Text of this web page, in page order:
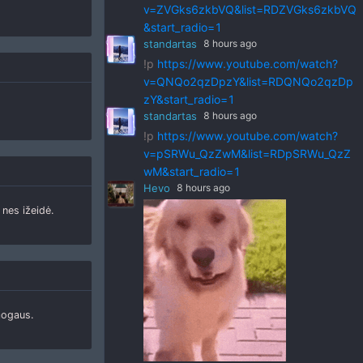
ižeidė.
v=ZVGks6zkbVQ&list=RDZVGks6zkbVQ
&start_radio=1
standartas 8 hours ago
!p https://www.youtube.com/watch?
v=QNQo2qzDpzY&list=RDQNQo2qzDp
zY&start_radio=1
standartas 8 hours ago
!p https://www.youtube.com/watch?
v=pSRWu_QzZwM&list=RDpSRWu_QzZ
wM&start_radio=1
Hevo 8 hours ago